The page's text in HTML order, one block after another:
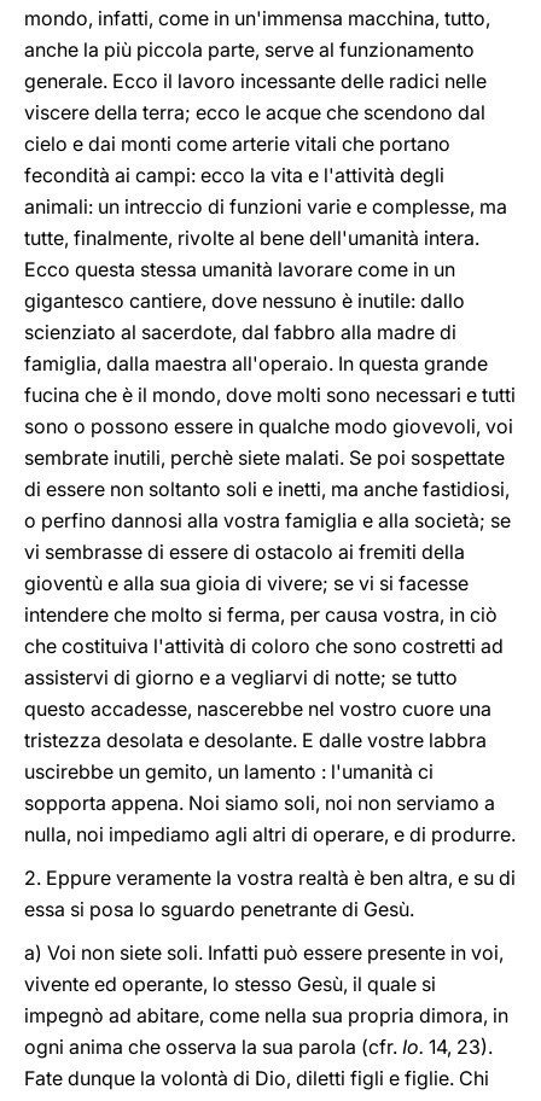
mondo, infatti, come in un'immensa macchina, tutto,
anche la più piccola parte, serve al funzionamento
generale. Ecco il lavoro incessante delle radici nelle
viscere della terra; ecco le acque che scendono dal
cielo e dai monti come arterie vitali che portano
fecondità ai campi: ecco la vita e l'attività degli
animali: un intreccio di funzioni varie e complesse, ma
tutte, finalmente, rivolte al bene dell'umanità intera.
Ecco questa stessa umanità lavorare come in un
gigantesco cantiere, dove nessuno è inutile: dallo
scienziato al sacerdote, dal fabbro alla madre di
famiglia, dalla maestra all'operaio. In questa grande
fucina che è il mondo, dove molti sono necessari e tutti
sono o possono essere in qualche modo giovevoli, voi
sembrate inutili, perchè siete malati. Se poi sospettate
di essere non soltanto soli e inetti, ma anche fastidiosi,
o perfino dannosi alla vostra famiglia e alla società; se
vi sembrasse di essere di ostacolo ai fremiti della
gioventù e alla sua gioia di vivere; se vi si facesse
intendere che molto si ferma, per causa vostra, in ciò
che costituiva l'attività di coloro che sono costretti ad
assistervi di giorno e a vegliarvi di notte; se tutto
questo accadesse, nascerebbe nel vostro cuore una
tristezza desolata e desolante. E dalle vostre labbra
uscirebbe un gemito, un lamento : l'umanità ci
sopporta appena. Noi siamo soli, noi non serviamo a
nulla, noi impediamo agli altri di operare, e di produrre.
2. Eppure veramente la vostra realtà è ben altra, e su di
essa si posa lo sguardo penetrante di Gesù.
a) Voi non siete soli. Infatti può essere presente in voi,
vivente ed operante, lo stesso Gesù, il quale si
impegnò ad abitare, come nella sua propria dimora, in
ogni anima che osserva la sua parola (cfr. Io. 14, 23).
Fate dunque la volontà di Dio, diletti figli e figlie. Chi